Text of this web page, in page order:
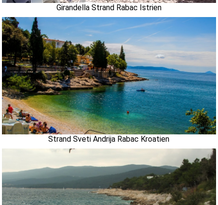
Girandella Strand Rabac Istrien
Strand Sveti Andrija Rabac Kroatien